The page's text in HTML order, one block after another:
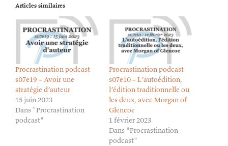
Articles similaires
Procrastination podcast
s07e19 – Avoir une
stratégie d’auteur
15 juin 2023
Dans "Procrastination
podcast"
Procrastination podcast
s07e10 – L’autoédition,
l’édition traditionnelle ou
les deux, avec Morgan of
Glencoe
1 février 2023
Dans "Procrastination
podcast"